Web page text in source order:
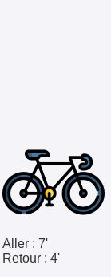
Aller : 7'
Retour : 4'